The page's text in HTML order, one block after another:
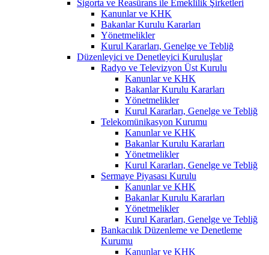
Sigorta ve Reasürans ile Emeklilik Şirketleri
Kanunlar ve KHK
Bakanlar Kurulu Kararları
Yönetmelikler
Kurul Kararları, Genelge ve Tebliğ
Düzenleyici ve Denetleyici Kuruluşlar
Radyo ve Televizyon Üst Kurulu
Kanunlar ve KHK
Bakanlar Kurulu Kararları
Yönetmelikler
Kurul Kararları, Genelge ve Tebliğ
Telekomünikasyon Kurumu
Kanunlar ve KHK
Bakanlar Kurulu Kararları
Yönetmelikler
Kurul Kararları, Genelge ve Tebliğ
Sermaye Piyasası Kurulu
Kanunlar ve KHK
Bakanlar Kurulu Kararları
Yönetmelikler
Kurul Kararları, Genelge ve Tebliğ
Bankacılık Düzenleme ve Denetleme
Kurumu
Kanunlar ve KHK